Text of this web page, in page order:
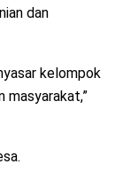
dan
kelompok
masyarakat,”